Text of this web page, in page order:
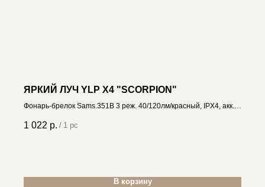
ЯРКИЙ ЛУЧ YLP X4 "SCORPION"
Фонарь-брелок Sams.351B 3 реж. 40/120лм/красный, IPX4, акк.
1 022 р. / 1 pc
В корзину